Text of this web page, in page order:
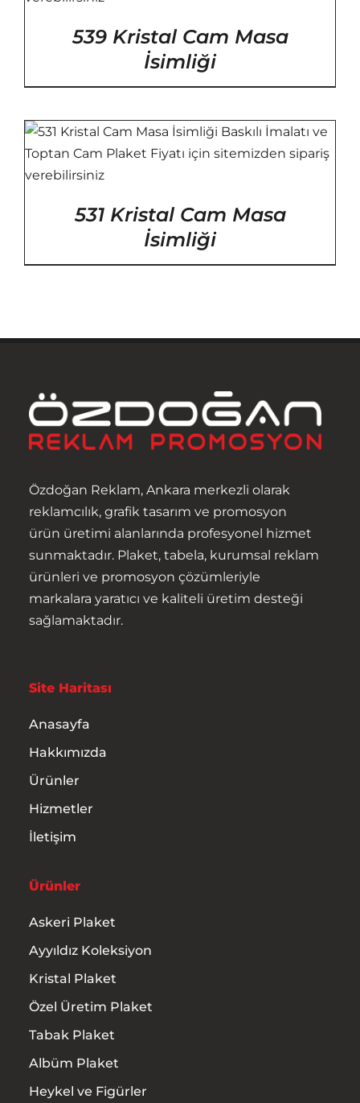
539 Kristal Cam Masa
İsimliği
531 Kristal Cam Masa
İsimliği
Özdoğan Reklam, Ankara merkezli olarak
reklamcılık, grafik tasarım ve promosyon
ürün üretimi alanlarında profesyonel hizmet
sunmaktadır. Plaket, tabela, kurumsal reklam
ürünleri ve promosyon çözümleriyle
markalara yaratıcı ve kaliteli üretim desteği
sağlamaktadır.
Site Haritası
Anasayfa
Hakkımızda
Ürünler
Hizmetler
İletişim
Ürünler
Askeri Plaket
Ayyıldız Koleksiyon
Kristal Plaket
Özel Üretim Plaket
Tabak Plaket
Albüm Plaket
Heykel ve Figürler
Anasayfa
Ürünler
İletişim